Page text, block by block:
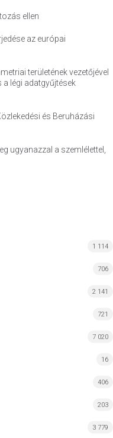
ellen
az európai
területének vezetőjével
légi adatgyűjtések
és Beruházási
ugyanazzal a szemlélettel,
1 114
706
2 141
721
7 020
16
406
203
3 779